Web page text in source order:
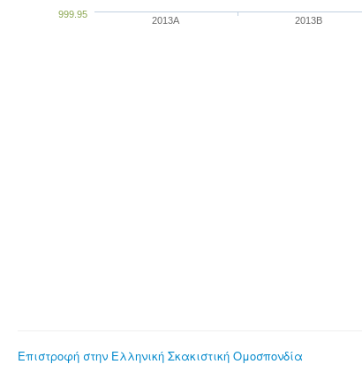
2013A 2013B
999.95
Επιστροφή στην Ελληνική Σκακιστική Ομοσπονδία